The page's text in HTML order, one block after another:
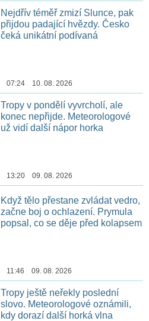
Nejdřív téměř zmizí Slunce, pak
přijdou padající hvězdy. Česko
čeká unikátní podívaná
07:24 10. 08. 2026
Tropy v pondělí vyvrcholí, ale
konec nepřijde. Meteorologové
už vidí další nápor horka
13:20 09. 08. 2026
Když tělo přestane zvládat vedro,
začne boj o ochlazení. Prymula
popsal, co se děje před kolapsem
11:46 09. 08. 2026
Tropy ještě neřekly poslední
slovo. Meteorologové oznámili,
kdy dorazí další horká vlna